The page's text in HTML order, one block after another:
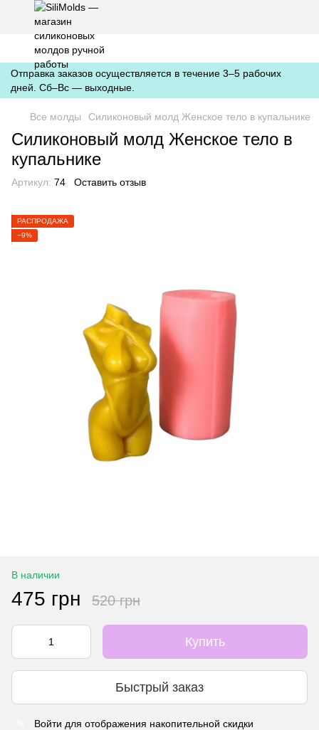
https://silimolds.com.ua//.well-known/apple-developer-merchantid-
domain-association
Отправка заказов осуществляется в течение 3–5 рабочих
дней. Сб–Вс — выходные.
Все молды Силиконовый молд Женское тело в купальнике
Силиконовый молд Женское тело в
купальнике
Артикул: 74 Оставить отзыв
РАСПРОДАЖА
−9%
В наличии
475 грн 520 грн
Купить
Быстрый заказ
Войти для отображения накопительной скидки